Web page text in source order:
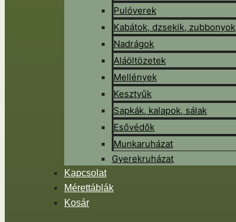
Pulóverek
Kabátok, dzsekik, zubbonyok
Nadrágok
Aláöltözetek
Mellények
Kesztyűk
Sapkák, kalapok, sálak
Esővédők
Munkaruházat
Gyerekruházat
Kapcsolat
Mérettáblák
Kosár